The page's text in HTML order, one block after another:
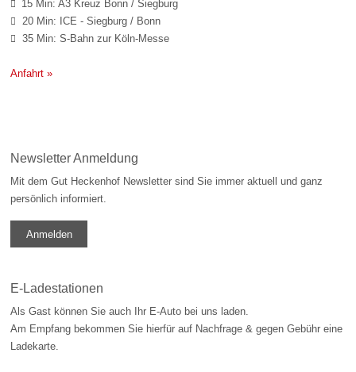
 15 Min: A3 Kreuz Bonn / Siegburg
 20 Min: ICE - Siegburg / Bonn
 35 Min: S-Bahn zur Köln-Messe
Anfahrt »
Newsletter Anmeldung
Mit dem Gut Heckenhof Newsletter sind Sie immer aktuell und ganz
persönlich informiert.
Anmelden
E-Ladestationen
Als Gast können Sie auch Ihr E-Auto bei uns laden.
Am Empfang bekommen Sie hierfür auf Nachfrage & gegen Gebühr eine
Ladekarte.